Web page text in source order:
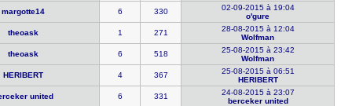
margotte14
6 330
02-09-2015 à 19:04
o'gure
theoask
1 271
28-08-2015 à 12:04
Wolfman
theoask
6 518
25-08-2015 à 23:42
Wolfman
HERIBERT
4 367
25-08-2015 à 06:51
HERIBERT
u​nited
6 331
24-08-2015 à 23:07
berceker u​nited